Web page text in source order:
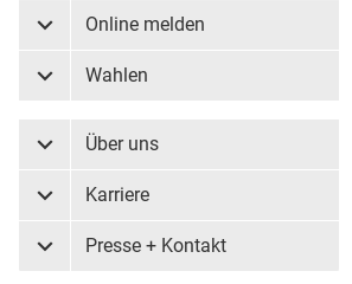
Untermenü Online melden
Online melden
Untermenü Wahlen
Wahlen
Untermenü Über uns
Über uns
Untermenü Karriere
Karriere
Untermenü Presse + Kontakt
Presse + Kontakt